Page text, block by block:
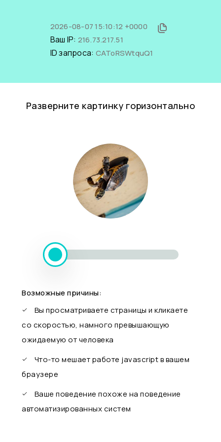
2026-08-07 15:10:12 +0000
Ваш IP: 216.73.217.51
ID запроса: CAToRSWtquQ1
Разверните картинку горизонтально
Возможные причины:
Вы просматриваете страницы и кликаете
со скоростью, намного превышающую
ожидаемую от человека
Что-то мешает работе javascript в вашем
браузере
Ваше поведение похоже на поведение
автоматизированных систем